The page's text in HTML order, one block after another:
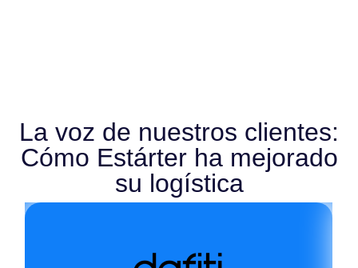
La voz de nuestros clientes:
Cómo Estárter ha mejorado
su logística